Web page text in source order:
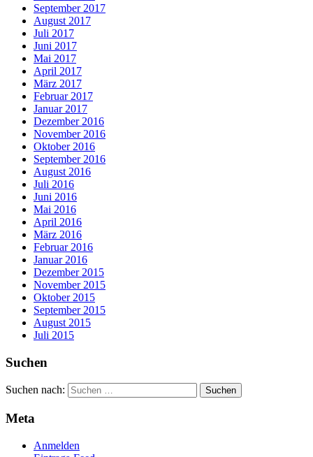
September 2017
August 2017
Juli 2017
Juni 2017
Mai 2017
April 2017
März 2017
Februar 2017
Januar 2017
Dezember 2016
November 2016
Oktober 2016
September 2016
August 2016
Juli 2016
Juni 2016
Mai 2016
April 2016
März 2016
Februar 2016
Januar 2016
Dezember 2015
November 2015
Oktober 2015
September 2015
August 2015
Juli 2015
Suchen
Suchen nach:
Meta
Anmelden